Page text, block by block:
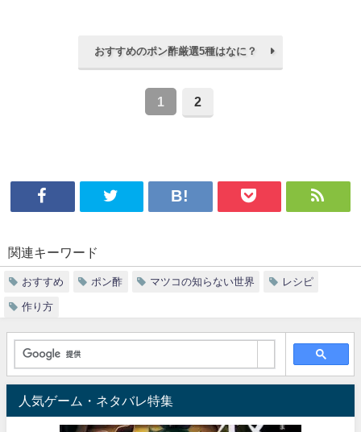
おすすめのポン酢厳選5種はなに？
1 2
関連キーワード
おすすめ ポン酢 マツコの知らない世界 レシピ
作り方
人気ゲーム・ネタバレ特集